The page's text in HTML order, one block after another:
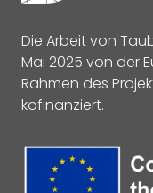
Die Arbeit von
Mai 2025 von der
Rahmen des
kofinanziert.